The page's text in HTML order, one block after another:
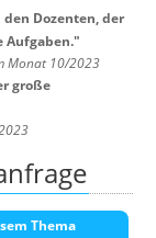
Dozenten, der
Aufgaben."
Monat 10/2023
große
Thema